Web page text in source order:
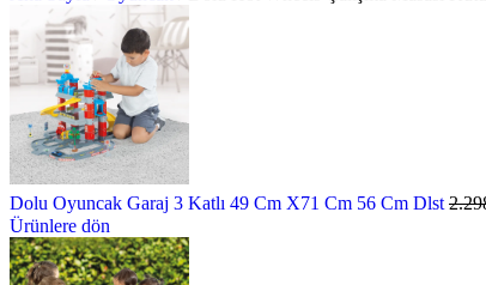
Dolu Oyuncak Garaj 3 Katlı 49 Cm X71 Cm 56 Cm Dlst
Ürünlere dön